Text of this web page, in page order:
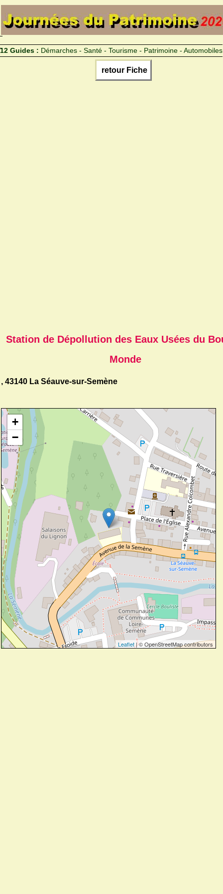
12 Guides : Démarches - Santé - Tourisme - Patrimoine - Automobiles
retour Fiche
Station de Dépollution des Eaux Usées du
Monde
, 43140 La Séauve-sur-Semène
+
−
Leaflet| © OpenStreetMap contributors